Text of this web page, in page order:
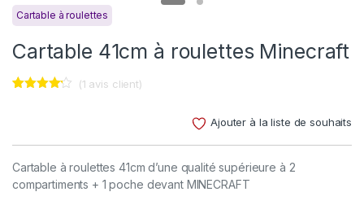
Cartable à roulettes
Cartable 41cm à roulettes Minecraft
notation
(1 avis client)
Ajouter à la liste de souhaits
Cartable à roulettes 41cm d’une qualité supérieure à 2
compartiments + 1 poche devant MINECRAFT